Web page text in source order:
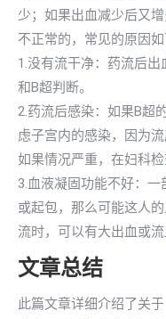
少；如果出血减少后又
不正常的，常见的原因如
1.没有流干净：药流后
和B超判断。
2.药流后感染：如果B超
虑子宫内的感染，因为
如果情况严重，在妇科
3.血液凝固功能不好：
或起包，那么可能这人
流时，可以有大出血或流
文章总结
此篇文章详细介绍了关